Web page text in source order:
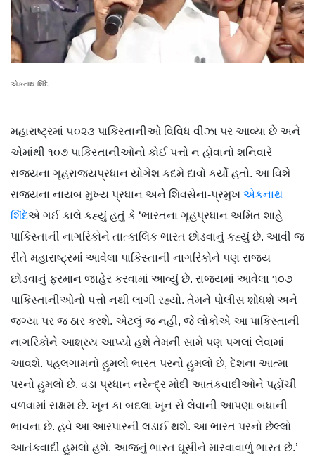
એકનાથ શિંદે
મહારાષ્ટ્રમાં ૫૦૨૩ પાકિસ્તાનીઓ વિવિધ વીઝા પર આવ્યા છે અને
એમાંથી ૧૦૭ પાકિસ્તાનીઓનો કોઈ પત્તો ન હોવાનો શનિવારે
રાજ્યના ગૃહરાજ્યપ્રધાન યોગેશ કદમે દાવો કર્યો હતો. આ વિશે
રાજ્યના નાયબ મુખ્ય પ્રધાન અને શિવસેના-પ્રમુખ એકનાથ
શિંદેએ ગઈ કાલે કહ્યું હતું કે ‘ભારતના ગૃહપ્રધાન અમિત શાહે
પાકિસ્તાની નાગરિકોને તાત્કાલિક ભારત છોડવાનું કહ્યું છે. આવી જ
રીતે મહારાષ્ટ્રમાં આવેલા પાકિસ્તાની નાગરિકોને પણ રાજ્ય
છોડવાનું ફરમાન જાહેર કરવામાં આવ્યું છે. રાજ્યમાં આવેલા ૧૦૭
પાકિસ્તાનીઓનો પત્તો નથી લાગી રહ્યો. તેમને પોલીસ શોધશે અને
જગ્યા પર જ ઠાર કરશે. એટલું જ નહીં, જે લોકોએ આ પાકિસ્તાની
નાગરિકોને આશ્રય આપ્યો હશે તેમની સામે પણ પગલાં લેવામાં
આવશે. પહલગામનો હુમલો ભારત પરનો હુમલો છે, દેશના આત્મા
પરનો હુમલો છે. વડા પ્રધાન નરેન્દ્ર મોદી આતંકવાદીઓને પહોંચી
વળવામાં સક્ષમ છે. ખૂન કા બદલા ખૂન સે લેવાની આપણા બધાની
ભાવના છે. હવે આ આરપારની લડાઈ થશે. આ ભારત પરનો છેલ્લો
આતંકવાદી હુમલો હશે. આજનું ભારત ઘૂસીને મારવાવાળું ભારત છે.’